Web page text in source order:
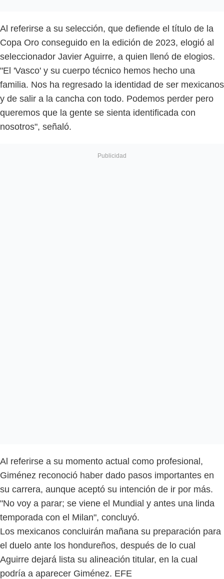
Al referirse a su selección, que defiende el título de la
Copa Oro conseguido en la edición de 2023, elogió al
seleccionador Javier Aguirre, a quien llenó de elogios.
"El 'Vasco' y su cuerpo técnico hemos hecho una
familia. Nos ha regresado la identidad de ser mexicanos
y de salir a la cancha con todo. Podemos perder pero
queremos que la gente se sienta identificada con
nosotros", señaló.
Al referirse a su momento actual como profesional,
Giménez reconoció haber dado pasos importantes en
su carrera, aunque aceptó su intención de ir por más.
"No voy a parar; se viene el Mundial y antes una linda
temporada con el Milan", concluyó.
Los mexicanos concluirán mañana su preparación para
el duelo ante los hondureños, después de lo cual
Aguirre dejará lista su alineación titular, en la cual
podría a aparecer Giménez. EFE